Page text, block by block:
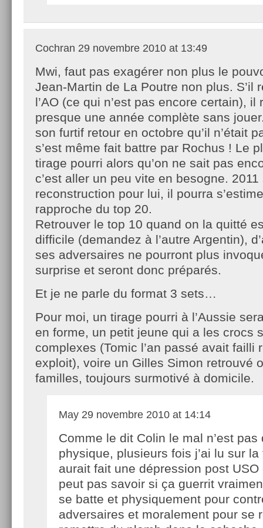
Cochran 29 novembre 2010 at 13:49
Mwi, faut pas exagérer non plus le
Jean-Martin de La Poutre non plus. S’il
l’AO (ce qui n’est pas encore certain), il
presque une année complète sans
son furtif retour en octobre qu’il n’était
s’est même fait battre par Rochus ! Le
tirage pourri alors qu’on ne sait pas
c’est aller un peu vite en besogne. 2011
reconstruction pour lui, il pourra
rapproche du top 20.
Retrouver le top 10 quand on la quitté
difficile (demandez à l’autre Argentin),
ses adversaires ne pourront plus
surprise et seront donc préparés.
Et je ne parle du format 3 sets…
Pour moi, un tirage pourri à l’Aussie
en forme, un petit jeune qui a les crocs
complexes (Tomic l’an passé avait failli
exploit), voire un Gilles Simon retrouvé
familles, toujours surmotivé à domicile.
May 29 novembre 2010 at 14:14
Comme le dit Colin le mal n’est pas
physique, plusieurs fois j’ai lu sur la
aurait fait une dépression post
peut pas savoir si ça guerrit
se batte et physiquement pour
adversaires et moralement pour se